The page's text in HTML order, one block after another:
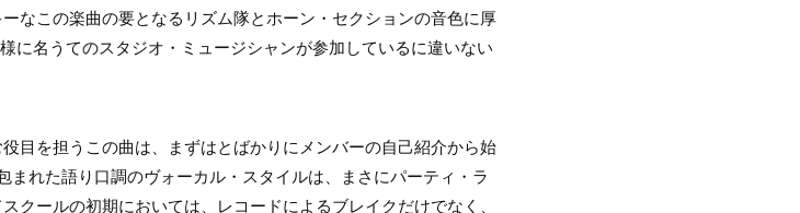
なこの楽曲の要となるリズム隊とホーン・セクションの音色に厚
に名うてのスタジオ・ミュージシャンが参加しているに違いない
目を担うこの曲は、まずはとばかりにメンバーの自己紹介から始
れた語り口調のヴォーカル・スタイルは、まさにパーティ・ラ
クールの初期においては、レコードによるブレイクだけでなく、